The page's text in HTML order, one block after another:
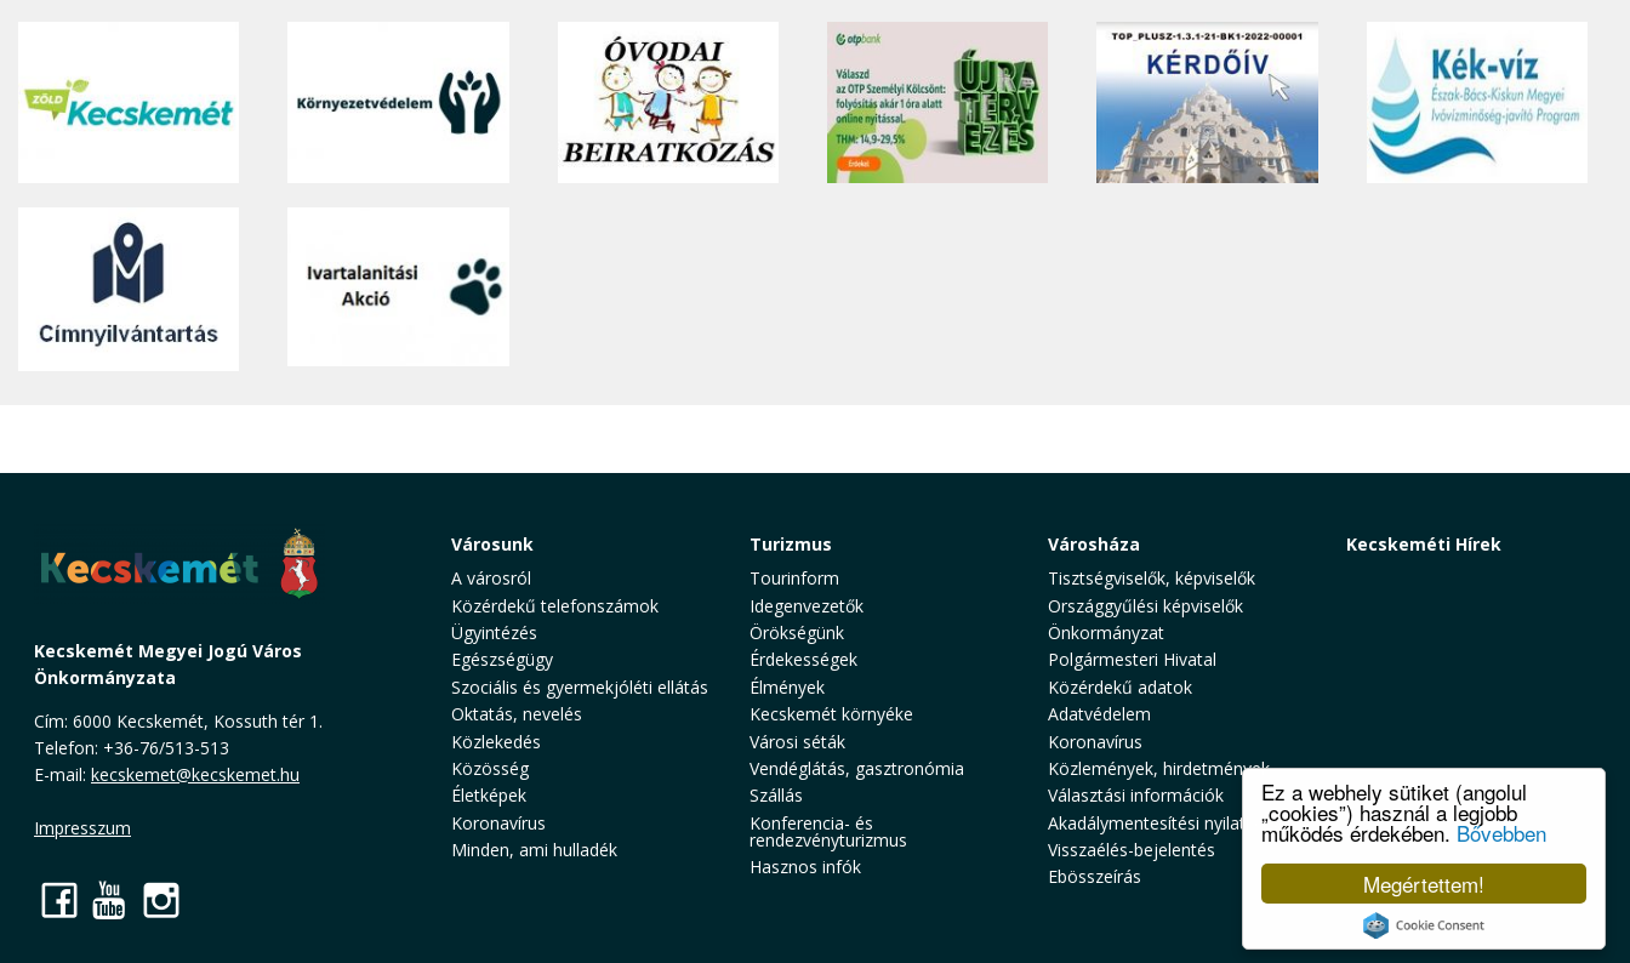
Megértettem!
Ez a webhely sütiket (angolul
„cookies”) használ a legjobb
működés érdekében. Bővebben
Cookie Consent plugin for the EU cookie law
Kecskemét Megyei Jogú Város
Önkormányzata
Cím: 6000 Kecskemét, Kossuth tér 1.
Telefon: +36-76/513-513
E-mail: kecskemet@kecskemet.hu
Impresszum
Facebook
YouTube
Városunk
A városról
Közérdekű telefonszámok
Ügyintézés
Egészségügy
Szociális és gyermekjóléti ellátás
Oktatás, nevelés
Közlekedés
Közösség
Életképek
Koronavírus
Minden, ami hulladék
Turizmus
Tourinform
Idegenvezetők
Örökségünk
Érdekességek
Élmények
Kecskemét környéke
Városi séták
Vendéglátás, gasztronómia
Szállás
Konferencia- és
rendezvényturizmus
Hasznos infók
Városháza
Tisztségviselők, képviselők
Országgyűlési képviselők
Önkormányzat
Polgármesteri Hivatal
Közérdekű adatok
Adatvédelem
Koronavírus
Közlemények, hirdetmények
Választási információk
Akadálymentesítési nyilatkozat
Visszaélés-bejelentés
Ebösszeírás
Kecskeméti Hírek